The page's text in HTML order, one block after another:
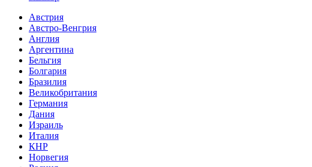
Австрия
Австро-Венгрия
Англия
Аргентина
Бельгия
Болгария
Бразилия
Великобритания
Германия
Дания
Израиль
Италия
КНР
Норвегия